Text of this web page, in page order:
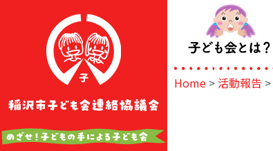
Home> 活動報告 >